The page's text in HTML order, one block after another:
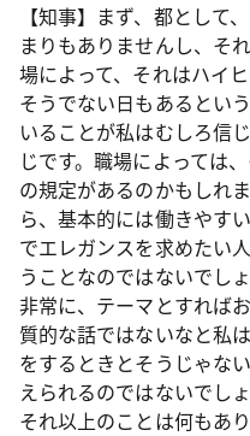
【知事】まず、都として
まりもありませんし、そ
場によって、それはハイ
そうでない日もあるとい
いることが私はむしろ信
じです。職場によっては
の規定があるのかもしれ
ら、基本的には働きやす
でエレガンスを求めたい
うことなのではないでしょ
非常に、テーマとすれば
質的な話ではないなと私
をするときとそうじゃな
えられるのではないでし
それ以上のことは何もあり